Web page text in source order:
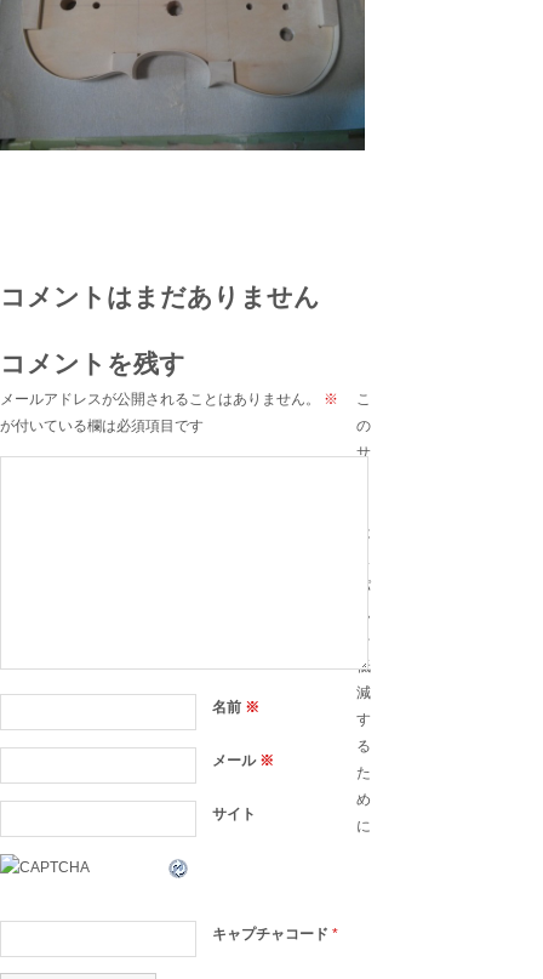
コメントはまだありません
コメントを残す
メールアドレスが公開されることはありません。
※
が付いている欄は必須項目です
名前 ※
メール ※
サイト
キャプチャコード *
こ
の
サ
は
ス
パ
ム
を
低
減
す
る
た
め
に